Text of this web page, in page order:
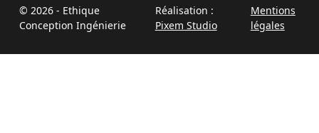
© 2026 - Ethique
Conception Ingénierie
Réalisation :
Pixem Studio
Mentions
légales